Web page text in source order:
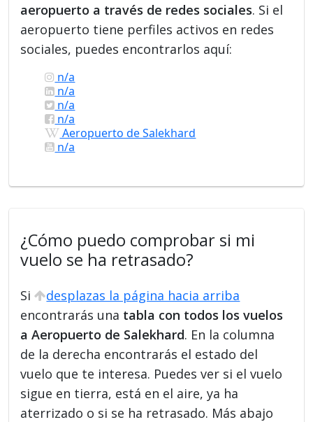
aeropuerto a través de redes sociales. Si el
aeropuerto tiene perfiles activos en redes
sociales, puedes encontrarlos aquí:
n/a
n/a
n/a
n/a
Aeropuerto de Salekhard
n/a
¿Cómo puedo comprobar si mi
vuelo se ha retrasado?
Si
desplazas la página hacia arriba
encontrarás una tabla con todos los vuelos
a Aeropuerto de Salekhard. En la columna
de la derecha encontrarás el estado del
vuelo que te interesa. Puedes ver si el vuelo
sigue en tierra, está en el aire, ya ha
aterrizado o si se ha retrasado. Más abajo